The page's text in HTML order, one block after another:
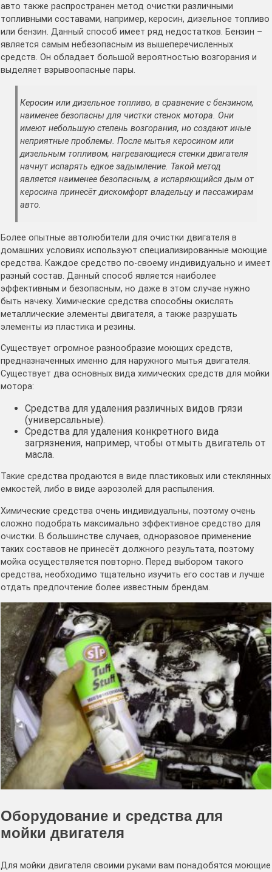
авто также распространен метод очистки различными
топливными составами, например, керосин, дизельное топливо
или бензин. Данный способ имеет ряд недостатков. Бензин –
является самым небезопасным из вышеперечисленных
средств. Он обладает большой вероятностью возгорания и
выделяет взрывоопасные пары.
Керосин или дизельное топливо, в сравнение с бензином,
наименее безопасны для чистки стенок мотора. Они
имеют небольшую степень возгорания, но создают иные
неприятные проблемы. После мытья керосином или
дизельным топливом, нагревающиеся стенки двигателя
начнут испарять едкое задымление. Такой метод
является наименее безопасным, а испаряющийся дым от
керосина принесёт дискомфорт владельцу и пассажирам
авто.
Более опытные автолюбители для очистки двигателя в
домашних условиях используют специализированные моющие
средства. Каждое средство по-своему индивидуально и имеет
разный состав. Данный способ является наиболее
эффективным и безопасным, но даже в этом случае нужно
быть начеку. Химические средства способны окислять
металлические элементы двигателя, а также разрушать
элементы из пластика и резины.
Существует огромное разнообразие моющих средств,
предназначенных именно для наружного мытья двигателя.
Существует два основных вида химических средств для мойки
мотора:
Средства для удаления различных видов грязи
(универсальные).
Средства для удаления конкретного вида
загрязнения, например, чтобы отмыть двигатель от
масла.
Такие средства продаются в виде пластиковых или стеклянных
емкостей, либо в виде аэрозолей для распыления.
Химические средства очень индивидуальны, поэтому очень
сложно подобрать максимально эффективное средство для
очистки. В большинстве случаев, одноразовое применение
таких составов не принесёт должного результата, поэтому
мойка осуществляется повторно. Перед выбором такого
средства, необходимо тщательно изучить его состав и лучше
отдать предпочтение более известным брендам.
Оборудование и средства для
мойки двигателя
Для мойки двигателя своими руками вам понадобятся моющие